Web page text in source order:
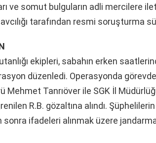
ve somut bulguların adli mercilere
tarafından resmi soruşturma
ekipleri, sabahın erken
düzenledi. Operasyonda
Mehmet Tanrıöver ile SGK İl
R.B. gözaltına alındı. Şüphelilerin
ifadeleri alınmak üzere